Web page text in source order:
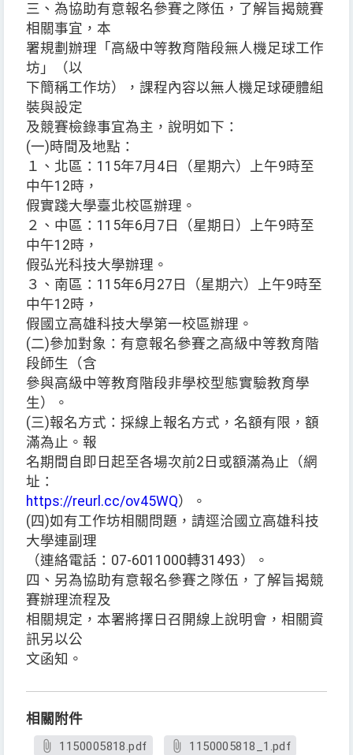
三、為協助有意報名參賽之隊伍，了解旨揭競賽
相關事宜，本
署規劃辦理「高級中等教育階段無人機足球工作
坊」（以
下簡稱工作坊），課程內容以無人機足球硬體組
裝與設定
及競賽檢錄事宜為主，說明如下：
(一)時間及地點：
１、北區：115年7月4日（星期六）上午9時至
中午12時，
假實踐大學臺北校區辦理。
２、中區：115年6月7日（星期日）上午9時至
中午12時，
假弘光科技大學辦理。
３、南區：115年6月27日（星期六）上午9時至
中午12時，
假國立高雄科技大學第一校區辦理。
(二)參加對象：有意報名參賽之高級中等教育階
段師生（含
參與高級中等教育階段非學校型態實驗教育學
生）。
(三)報名方式：採線上報名方式，名額有限，額
滿為止。報
名期間自即日起至各場次前2日或額滿為止（網
址：
https://reurl.cc/ov45WQ）。
(四)如有工作坊相關問題，請逕洽國立高雄科技
大學連副理
（連絡電話：07-6011000轉31493）。
四、另為協助有意報名參賽之隊伍，了解旨揭競
賽辦理流程及
相關規定，本署將擇日召開線上說明會，相關資
訊另以公
文函知。
相關附件
1150005818.pdf
1150005818_1.pdf